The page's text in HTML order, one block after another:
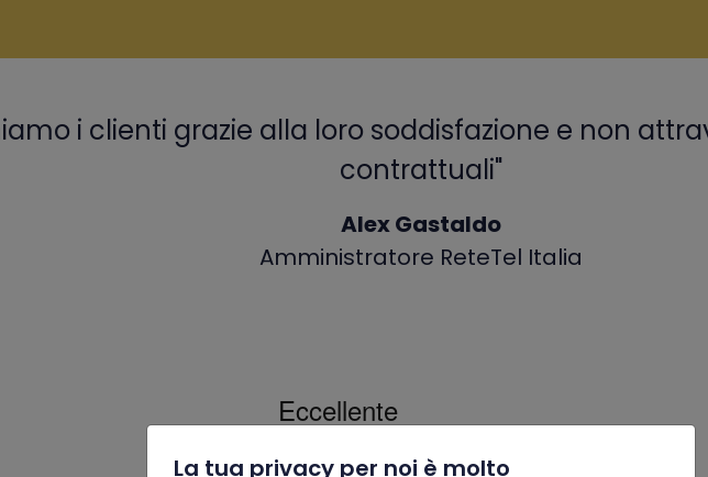
i clienti grazie alla loro soddisfazione e non
contrattuali"
Alex Gastaldo
Amministratore ReteTel Italia
La tua privacy per noi è molto